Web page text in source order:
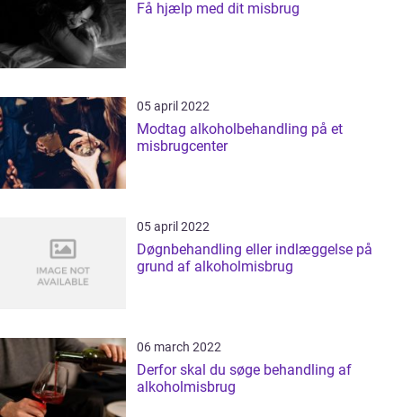
Få hjælp med dit misbrug
05 april 2022
Modtag alkoholbehandling på et
misbrugcenter
05 april 2022
Døgnbehandling eller indlæggelse på
grund af alkoholmisbrug
06 march 2022
Derfor skal du søge behandling af
alkoholmisbrug